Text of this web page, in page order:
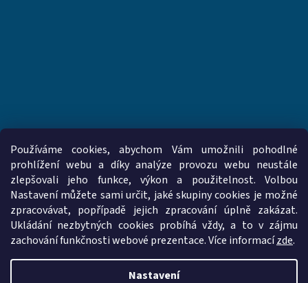
Používáme cookies, abychom Vám umožnili pohodlné
prohlížení webu a díky analýze provozu webu neustále
zlepšovali jeho funkce, výkon a použitelnost. Volbou
Nastavení můžete sami určit, jaké skupiny cookies je možné
zpracovávat, popřípadě jejich zpracování úplně zakázat.
Ukládání nezbytných cookies probíhá vždy, a to v zájmu
zachování funkčnosti webové prezentace. Více informacízde.
Nastavení
www.vzduchotechnika-ventilatory.cz www.palmat.cz
Vytvořil Shoptet